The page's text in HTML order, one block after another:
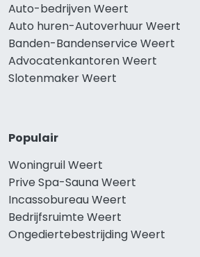
Auto-bedrijven Weert
Auto huren-Autoverhuur Weert
Banden-Bandenservice Weert
Advocatenkantoren Weert
Slotenmaker Weert
Populair
Woningruil Weert
Prive Spa-Sauna Weert
Incassobureau Weert
Bedrijfsruimte Weert
Ongediertebestrijding Weert